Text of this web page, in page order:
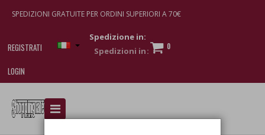
SPEDIZIONI GRATUITE PER ORDINI SUPERIORI A 70€
REGISTRATI
LOGIN
Spedizione in:
0
I am doing used car sales, in order to show my